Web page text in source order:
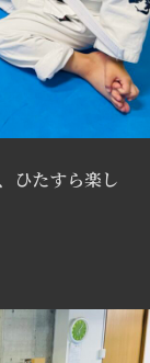
ひたすら楽し